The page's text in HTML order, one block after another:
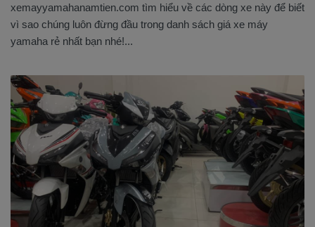
xemayyamahanamtien.com tìm hiểu về các dòng xe này để biết
vì sao chúng luôn đừng đầu trong danh sách giá xe máy
yamaha rẻ nhất bạn nhé!...